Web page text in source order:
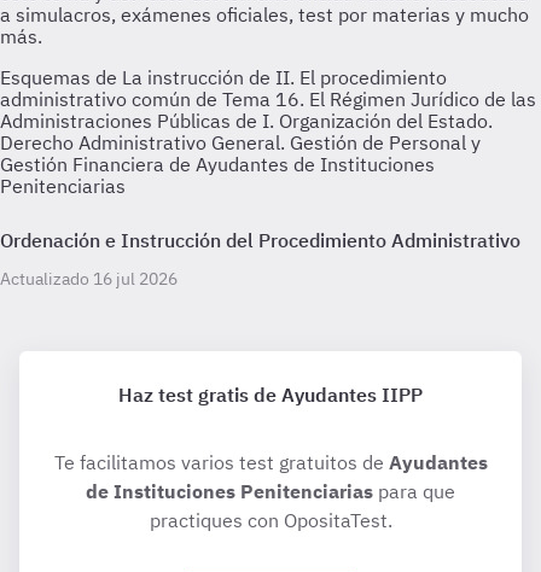
Esquemas de La instrucción de II. El procedimiento
administrativo común de Tema 16. El Régimen Jurídico de las
Administraciones Públicas de I. Organización del Estado.
Derecho Administrativo General. Gestión de Personal y
Gestión Financiera de Ayudantes de Instituciones
Penitenciarias
Ordenación e Instrucción del Procedimiento Administrativo
Actualizado 16 jul 2026
Haz test gratis de Ayudantes IIPP
Te facilitamos varios test gratuitos de Ayudantes
de Instituciones Penitenciarias para que
practiques con OpositaTest.